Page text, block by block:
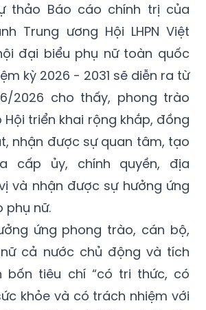
thảo Báo cáo chính trị của
Trung ương Hội LHPN Việt
đại biểu phụ nữ toàn quốc
kỳ 2026 - 2031 sẽ diễn ra từ
2026 cho thấy, phong trào
triển khai rộng khắp, đồng
nhận được sự quan tâm, tạo
cấp ủy, chính quyền, địa
và nhận được sự hưởng ứng
phụ nữ.
ứng phong trào, cán bộ,
cả nước chủ động và tích
bốn tiêu chí “có tri thức, có
khỏe và có trách nhiệm với